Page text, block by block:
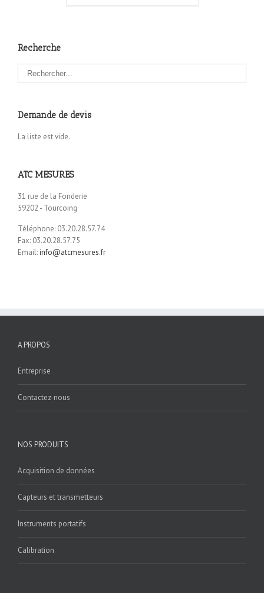
Recherche
Demande de devis
La liste est vide.
ATC MESURES
31 rue de la Fonderie
59202 - Tourcoing
Téléphone: 03.20.28.57.74
Fax: 03.20.28.57.75
Email:info@atcmesures.fr
A PROPOS
Entreprise
Contactez-nous
NOS PRODUITS
Acquisition de données
Capteurs et transmetteurs
Instruments portatifs
Calibration